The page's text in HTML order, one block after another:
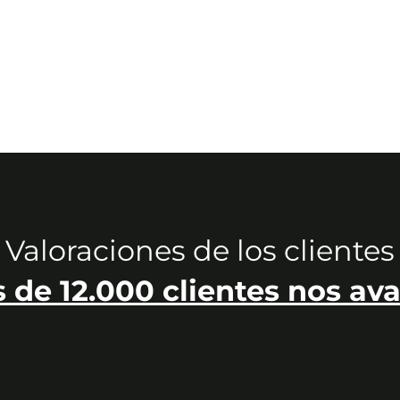
Valoraciones de los clientes
de 12.000 clientes nos